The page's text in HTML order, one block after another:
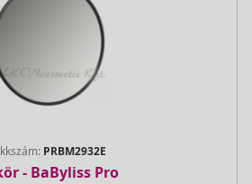
PRBM2932E
- BaByliss Pro